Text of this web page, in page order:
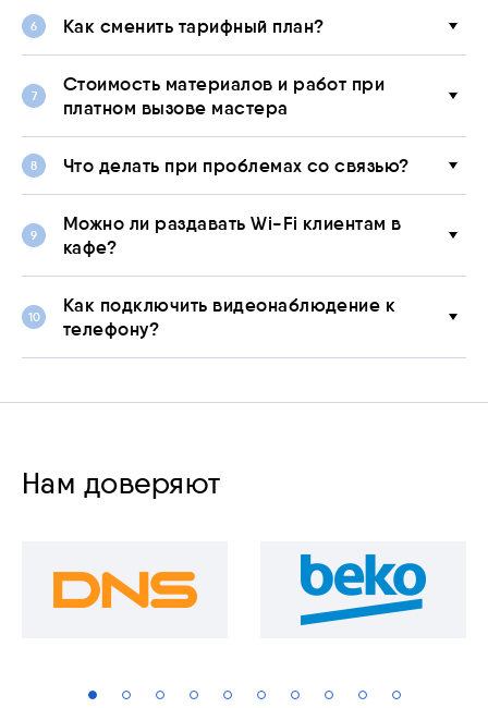
Как сменить тарифный план?
Стоимость материалов и работ при
платном вызове мастера
Что делать при проблемах со связью?
Можно ли раздавать Wi-Fi клиентам в
кафе?
Как подключить видеонаблюдение к
телефону?
Нам доверяют